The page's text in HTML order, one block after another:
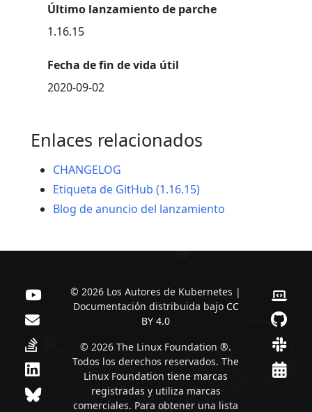
Último lanzamiento de parche
1.16.15
Fecha de fin de vida útil
2020-09-02
Enlaces relacionados
CHANGELOG
Etiqueta de GitHub (1.16.15)
Blog de anuncio del lanzamiento
© 2026 Los Autores de Kubernetes |
Documentación distribuida bajo CC
BY 4.0
© 2026 The Linux Foundation ®.
Todos los derechos reservados. The
Linux Foundation tiene marcas
registradas y utiliza marcas
comerciales. Para obtener una lista